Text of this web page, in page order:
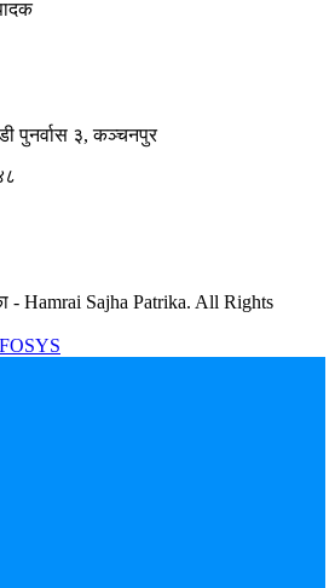
पुनर्वास ३, कञ्चनपुर
- Hamrai Sajha Patrika. All Rights